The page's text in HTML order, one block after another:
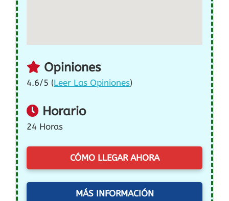
Opiniones
4.6/5 (Leer Las Opiniones)
Horario
24 Horas
CÓMO LLEGAR AHORA
MÁS INFORMACIÓN